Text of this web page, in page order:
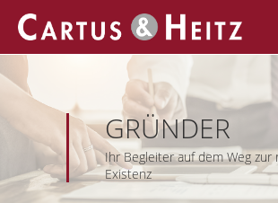
Startseite
DIE STEUERBERATUNG
LEISTUNGEN
GRÜNDER
Ihr Begleiter auf dem Weg zur
Existenz